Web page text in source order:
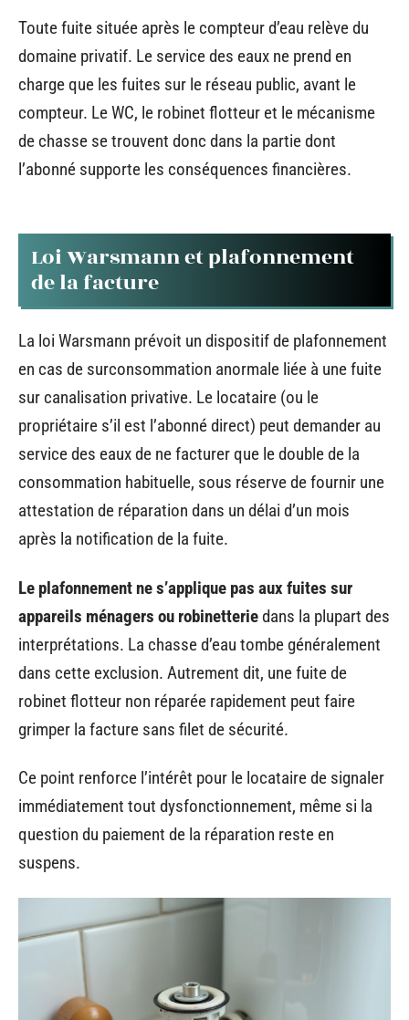
Toute fuite située après le compteur d’eau relève du
domaine privatif. Le service des eaux ne prend en
charge que les fuites sur le réseau public, avant le
compteur. Le WC, le robinet flotteur et le mécanisme
de chasse se trouvent donc dans la partie dont
l’abonné supporte les conséquences financières.
Loi Warsmann et plafonnement
de la facture
La loi Warsmann prévoit un dispositif de plafonnement
en cas de surconsommation anormale liée à une fuite
sur canalisation privative. Le locataire (ou le
propriétaire s’il est l’abonné direct) peut demander au
service des eaux de ne facturer que le double de la
consommation habituelle, sous réserve de fournir une
attestation de réparation dans un délai d’un mois
après la notification de la fuite.
Le plafonnement ne s’applique pas aux fuites sur
appareils ménagers ou robinetteriedans la plupart des
interprétations. La chasse d’eau tombe généralement
dans cette exclusion. Autrement dit, une fuite de
robinet flotteur non réparée rapidement peut faire
grimper la facture sans filet de sécurité.
Ce point renforce l’intérêt pour le locataire de signaler
immédiatement tout dysfonctionnement, même si la
question du paiement de la réparation reste en
suspens.